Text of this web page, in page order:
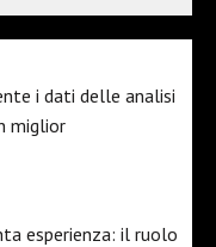
i dati delle analisi
miglior
esperienza: il ruolo